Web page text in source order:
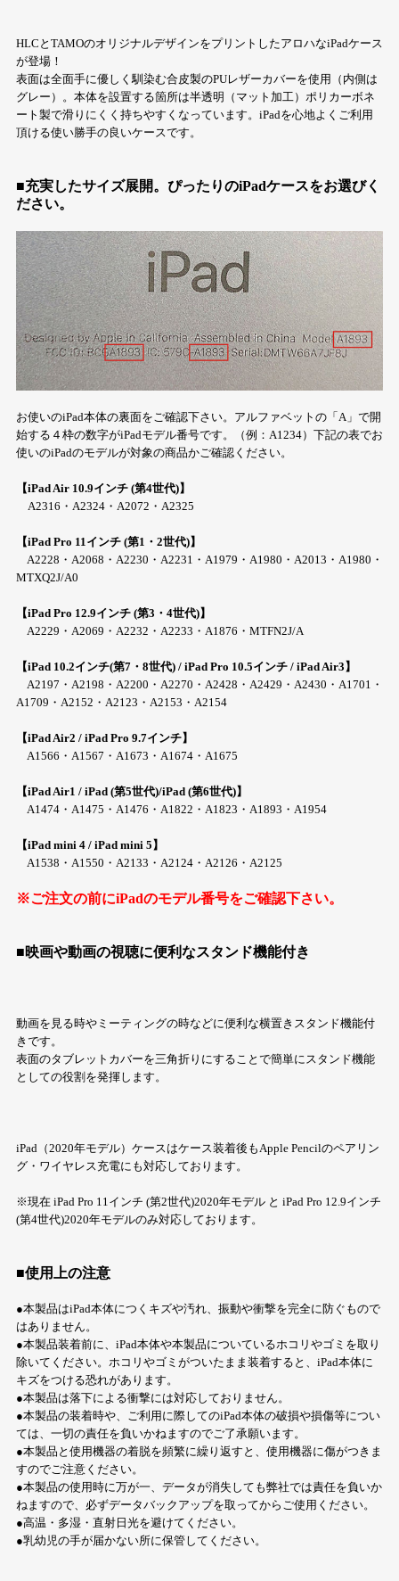
HLCとTAMOのオリジナルデザインをプリントしたアロハなiPadケース
が登場！
表面は全面手に優しく馴染む合皮製のPUレザーカバーを使用（内側は
グレー）。本体を設置する箇所は半透明（マット加工）ポリカーボネ
ート製で滑りにくく持ちやすくなっています。iPadを心地よくご利用
頂ける使い勝手の良いケースです。
■充実したサイズ展開。ぴったりのiPadケースをお選びく
ださい。
お使いのiPad本体の裏面をご確認下さい。アルファベットの「A」で開
始する４枠の数字がiPadモデル番号です。（例：A1234）下記の表でお
使いのiPadのモデルが対象の商品かご確認ください。
【iPad Air 10.9インチ (第4世代)】
A2316・A2324・A2072・A2325
【iPad Pro 11インチ (第1・2世代)】
A2228・A2068・A2230・A2231・A1979・A1980・A2013・A1980・
MTXQ2J/A0
【iPad Pro 12.9インチ (第3・4世代)】
A2229・A2069・A2232・A2233・A1876・MTFN2J/A
【iPad 10.2インチ(第7・8世代) / iPad Pro 10.5インチ / iPad Air3】
A2197・A2198・A2200・A2270・A2428・A2429・A2430・A1701・
A1709・A2152・A2123・A2153・A2154
【iPad Air2 / iPad Pro 9.7インチ】
A1566・A1567・A1673・A1674・A1675
【iPad Air1 / iPad (第5世代)/iPad (第6世代)】
A1474・A1475・A1476・A1822・A1823・A1893・A1954
【iPad mini 4 / iPad mini 5】
A1538・A1550・A2133・A2124・A2126・A2125
※ご注文の前にiPadのモデル番号をご確認下さい。
■映画や動画の視聴に便利なスタンド機能付き
動画を見る時やミーティングの時などに便利な横置きスタンド機能付
きです。
表面のタブレットカバーを三角折りにすることで簡単にスタンド機能
としての役割を発揮します。
iPad（2020年モデル）ケースはケース装着後もApple Pencilのペアリン
グ・ワイヤレス充電にも対応しております。
※現在 iPad Pro 11インチ (第2世代)2020年モデル と iPad Pro 12.9インチ
(第4世代)2020年モデルのみ対応しております。
■使用上の注意
●本製品はiPad本体につくキズや汚れ、振動や衝撃を完全に防ぐもので
はありません。
●本製品装着前に、iPad本体や本製品についているホコリやゴミを取り
除いてください。ホコリやゴミがついたまま装着すると、iPad本体に
キズをつける恐れがあります。
●本製品は落下による衝撃には対応しておりません。
●本製品の装着時や、ご利用に際してのiPad本体の破損や損傷等につい
ては、一切の責任を負いかねますのでご了承願います。
●本製品と使用機器の着脱を頻繁に繰り返すと、使用機器に傷がつきま
すのでご注意ください。
●本製品の使用時に万が一、データが消失しても弊社では責任を負いか
ねますので、必ずデータバックアップを取ってからご使用ください。
●高温・多湿・直射日光を避けてください。
●乳幼児の手が届かない所に保管してください。